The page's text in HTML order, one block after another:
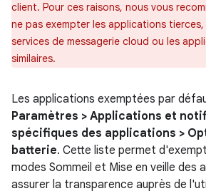
client. Pour ces raisons, nous vous
ne pas exempter les applications
services de messagerie cloud ou les
similaires.
Les applications exemptées par
Paramètres > Applications et
spécifiques des applications >
batterie. Cette liste permet
modes Sommeil et Mise en veille des
assurer la transparence auprès de